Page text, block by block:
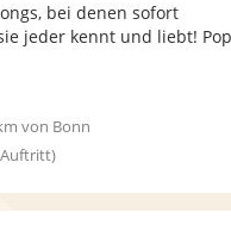
bei denen sofort
jeder kennt und liebt!
von Bonn
Auftritt)